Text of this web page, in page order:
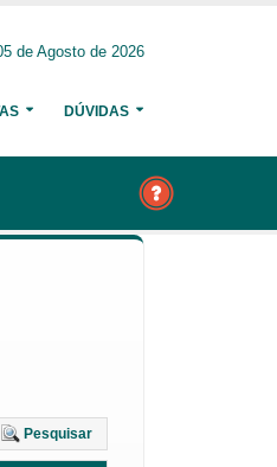
de Agosto de 2026
DÚVIDAS
Pesquisar